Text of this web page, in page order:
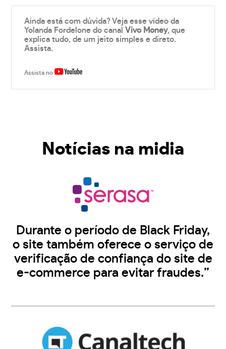
Ainda está com dúvida? Veja esse vídeo da
Yolanda Fordelone do canalVivo Money, que
explica tudo, de um jeito simples e direto.
Assista.
Assista no
Notícias na midia
Durante o período de Black Friday,
o site também oferece o serviço de
verificação de confiança do site de
e-commerce para evitar fraudes.”